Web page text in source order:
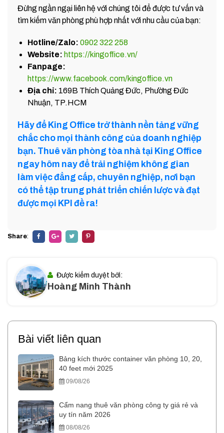
Đừng ngần ngại liên hệ với chúng tôi để được tư vấn và
tìm kiếm văn phòng phù hợp nhất với nhu cầu của bạn:
Hotline/Zalo: 0902 322 258
Website: https://kingoffice.vn/
Fanpage:
https://www.facebook.com/kingoffice.vn
Địa chỉ: 169B Thích Quảng Đức, Phường Đức
Nhuận, TP.HCM
Hãy để King Office trở thành nền tảng vững
chắc cho mọi thành công của doanh nghiệp
bạn. Thuê văn phòng tòa nhà tại King Office
ngay hôm nay để trải nghiệm không gian
làm việc đẳng cấp, chuyên nghiệp, nơi bạn
có thể tập trung phát triển chiến lược và đạt
được mọi KPI đề ra!
Share:
Được kiểm duyệt bởi:
Hoàng Minh Thành
Bài viết liên quan
Bảng kích thước container văn phòng 10, 20,
40 feet mới 2025
09/08/26
Cẩm nang thuê văn phòng công ty giá rẻ và
uy tín năm 2026
08/08/26